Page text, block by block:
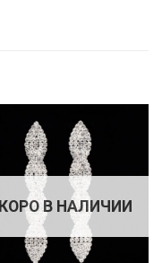
В НАЛИЧИИ